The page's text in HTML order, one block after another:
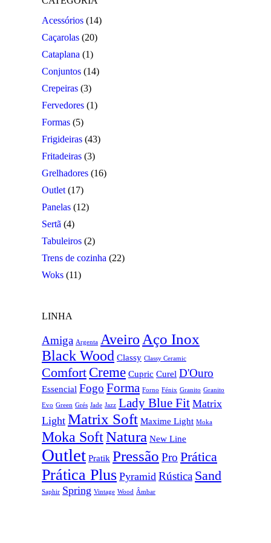
Acessórios (14)
Caçarolas (20)
Cataplana (1)
Conjuntos (14)
Crepeiras (3)
Fervedores (1)
Formas (5)
Frigideiras (43)
Fritadeiras (3)
Grelhadores (16)
Outlet (17)
Panelas (12)
Sertã (4)
Tabuleiros (2)
Trens de cozinha (22)
Woks (11)
LINHA
Amiga Argenta Aveiro Aço Inox
Black Wood Classy Classy Ceramic
Comfort Creme Cupric Curel D'Ouro
Essencial Fogo Forma Forno Fénix Granito Granito
Evo Green Grés Jade Jazz Lady Blue Fit Matrix
Light Matrix Soft Maxime Light Moka
Moka SoftNatura New Line
Outlet Pratik Pressão Pro Prática
Prática Plus Pyramid Rústica Sand
Saphir Spring Vintage Wood Âmbar